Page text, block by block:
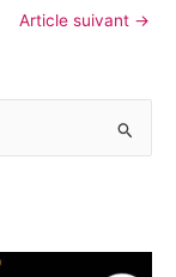
Article suivant →